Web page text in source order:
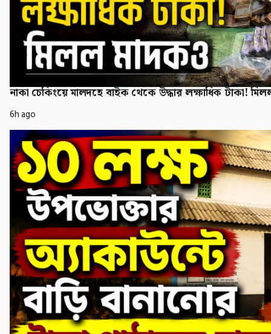
নাকা চেকিংয়ে মালদহে বাইক থেকে উদ্ধার লক্ষাধিক টাকা!
6h ago